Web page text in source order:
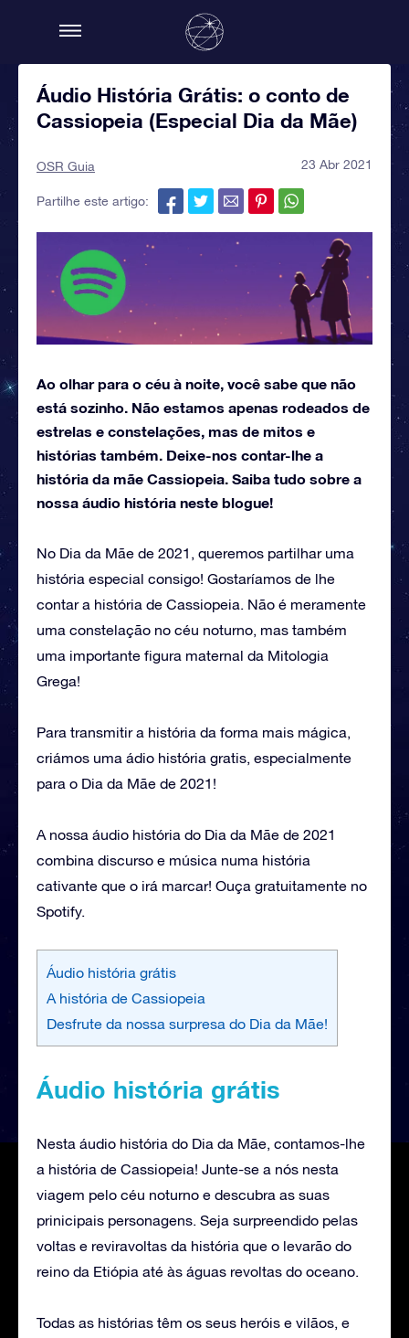
Áudio História Grátis: o conto de
Cassiopeia (Especial Dia da Mãe)
OSR Guia 23 Abr 2021
Partilhe este artigo:
Ao olhar para o céu à noite, você sabe que não
está sozinho. Não estamos apenas rodeados de
estrelas e constelações, mas de mitos e
histórias também. Deixe-nos contar-lhe a
história da mãe Cassiopeia. Saiba tudo sobre a
nossa áudio história neste blogue!
No Dia da Mãe de 2021, queremos partilhar uma
história especial consigo! Gostaríamos de lhe
contar a história de Cassiopeia. Não é meramente
uma constelação no céu noturno, mas também
uma importante figura maternal da Mitologia
Grega!
Para transmitir a história da forma mais mágica,
criámos uma ádio história gratis, especialmente
para o Dia da Mãe de 2021!
A nossa áudio história do Dia da Mãe de 2021
combina discurso e música numa história
cativante que o irá marcar! Ouça gratuitamente no
Spotify.
Áudio história grátis
A história de Cassiopeia
Desfrute da nossa surpresa do Dia da Mãe!
Áudio história grátis
Nesta áudio história do Dia da Mãe, contamos-lhe
a história de Cassiopeia! Junte-se a nós nesta
viagem pelo céu noturno e descubra as suas
prinicipais personagens. Seja surpreendido pelas
voltas e reviravoltas da história que o levarão do
reino da Etiópia até às águas revoltas do oceano.
Todas as histórias têm os seus heróis e vilãos, e